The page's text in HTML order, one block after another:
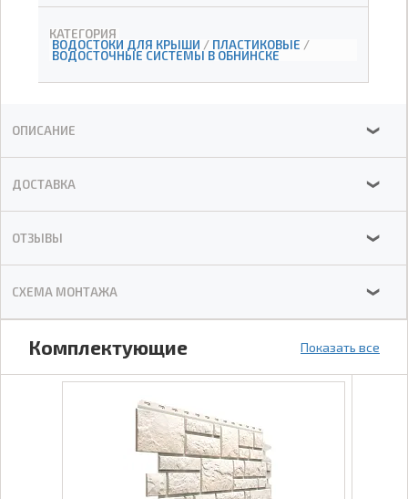
КАТЕГОРИЯ
ВОДОСТОКИ ДЛЯ КРЫШИ / ПЛАСТИКОВЫЕ /
ВОДОСТОЧНЫЕ СИСТЕМЫ В ОБНИНСКЕ
ОПИСАНИЕ ❯
ДОСТАВКА ❯
ОТЗЫВЫ ❯
СХЕМА МОНТАЖА ❯
Комплектующие Показать все